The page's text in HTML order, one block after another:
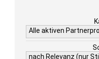
Alle aktiven
nach Relevanz (nur